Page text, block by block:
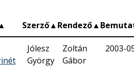
Szerző▲Rendező▲
Jólesz
György
Zoltán
Gábor
2003-